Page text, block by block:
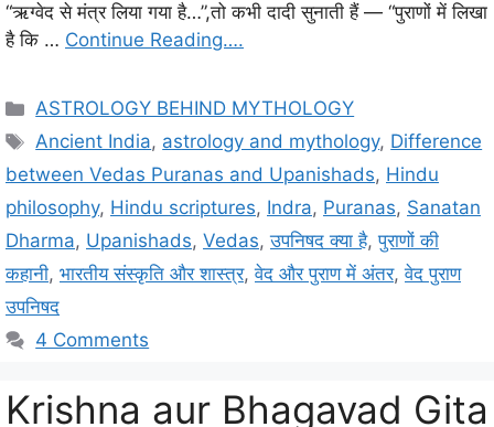
“ऋग्वेद से मंत्र लिया गया है…”,तो कभी दादी सुनाती हैं — “पुराणों में लिखा
है कि … Continue Reading….
C
a
e
g
o
r
i
s
ASTROLOGY BEHIND MYTHOLOGY
T
a
s
Ancient India, astrology and mythology, Difference
between Vedas Puranas and Upanishads, Hindu
philosophy, Hindu scriptures, Indra, Puranas, Sanatan
Dharma, Upanishads, Vedas,उपनिषद क्या है,पुराणों की
कहानी, भारतीय संस्कृति और शास्त्र,वेद और पुराण में अंतर,वेद पुराण
उपनिषद
4 Comments
Krishna aur Bhagavad Gita